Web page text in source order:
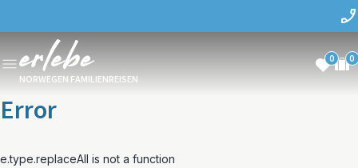
NORWEGEN FAMILIENREISEN
0 0
Error
e.type.replaceAll is not a function